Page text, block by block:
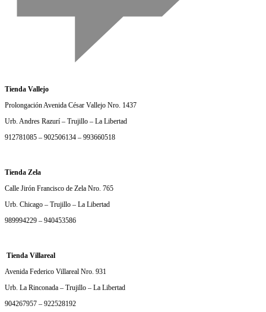
Tienda Vallejo
Prolongación Avenida César Vallejo Nro. 1437
Urb. Andres Razurí – Trujillo – La Libertad
912781085 – 902506134 – 993660518
Tienda Zela
Calle Jirón Francisco de Zela Nro. 765
Urb. Chicago – Trujillo – La Libertad
989994229 – 940453586
Tienda Villareal
Avenida Federico Villareal Nro. 931
Urb. La Rinconada – Trujillo – La Libertad
904267957 – 922528192